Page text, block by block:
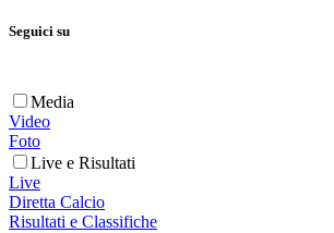
Seguici su
Media
Video
Foto
Live e Risultati
Live
Diretta Calcio
Risultati e Classifiche